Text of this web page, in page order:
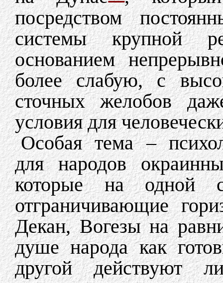
посредством
системы крупной
основанием
более слабую, с
сточных желобов
условия для
Особая тема –
для народов
которые на одной
отграничивающие
Декан, Вогезы на
душе народа как
другой действуют